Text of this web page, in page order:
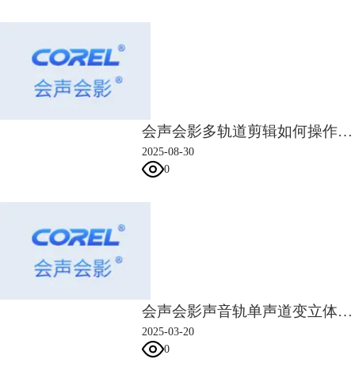
当关键帧创建好后，移动指针，就会发现从会声会影已经创建好两个关键
帧之间的动作了。
图4：关键帧效果图
同理，我们可以添加多个关键帧，完成更多效果，比如说要将“3D
Text”绕屏幕一周，最后回到屏幕中央，只需要添加7个关键帧即可。
会声会影多轨道剪辑如何操作 会声会影多轨道剪辑素材同步对齐方法
2025-08-30
0
会声会影声音轨单声道变立体声 会声会影音频轨道如何调节声音
2025-03-20
0